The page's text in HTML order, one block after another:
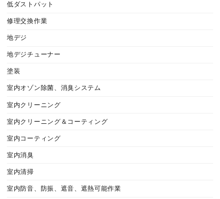
低ダストパット
修理交換作業
地デジ
地デジチューナー
塗装
室内オゾン除菌、消臭システム
室内クリーニング
室内クリーニング＆コーティング
室内コーティング
室内消臭
室内清掃
室内防音、防振、遮音、遮熱可能作業